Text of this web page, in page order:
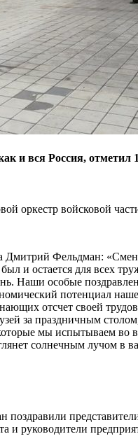
и вся Россия,
оркестр войсковой
Дмитрий Фельдман:
и остается для всех
Наши особые
потенциал
отсчет своей
за праздничным
мы испытываем
солнечным лучом в
поздравили
и руководители